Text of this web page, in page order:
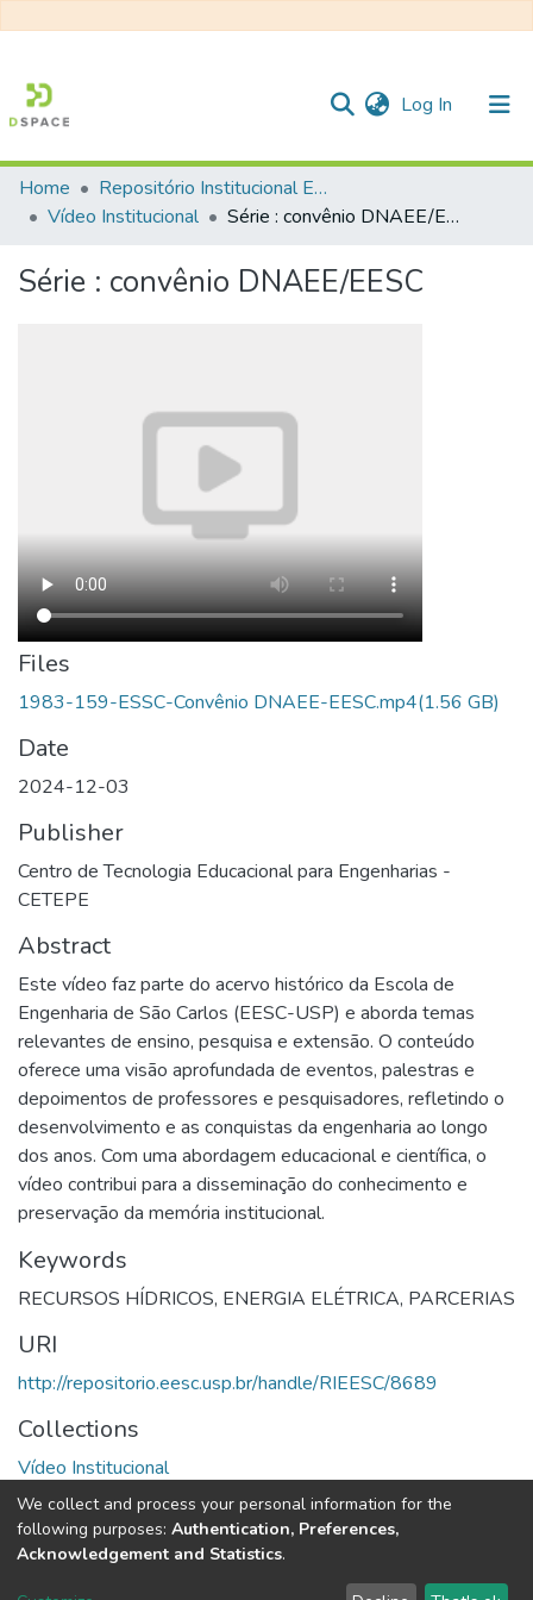
Log In (current)
Communities & Collections
Statistics
Home
Repositório Institucional EESC
Vídeo Institucional
Série : convênio DNAEE/EESC
Série : convênio DNAEE/EESC
Files
1983-159-ESSC-Convênio DNAEE-EESC.mp4(1.56 GB)
Date
2024-12-03
Publisher
Centro de Tecnologia Educacional para Engenharias -
CETEPE
Abstract
Este vídeo faz parte do acervo histórico da Escola de
Engenharia de São Carlos (EESC-USP) e aborda temas
relevantes de ensino, pesquisa e extensão. O conteúdo
oferece uma visão aprofundada de eventos, palestras e
depoimentos de professores e pesquisadores, refletindo o
desenvolvimento e as conquistas da engenharia ao longo
dos anos. Com uma abordagem educacional e científica, o
vídeo contribui para a disseminação do conhecimento e
preservação da memória institucional.
Keywords
RECURSOS HÍDRICOS, ENERGIA ELÉTRICA, PARCERIAS
URI
http://repositorio.eesc.usp.br/handle/RIEESC/8689
Collections
Vídeo Institucional
Full item page
DSpace software copyright © 2002-2026 LYRASIS
We collect and process your personal information for the
following purposes: Authentication, Preferences,
Acknowledgement and Statistics.